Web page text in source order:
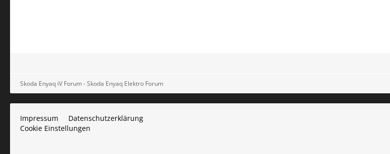
Skoda Enyaq iV Forum - Skoda Enyaq Elektro Forum
Impressum
Datenschutzerklärung
Cookie Einstellungen